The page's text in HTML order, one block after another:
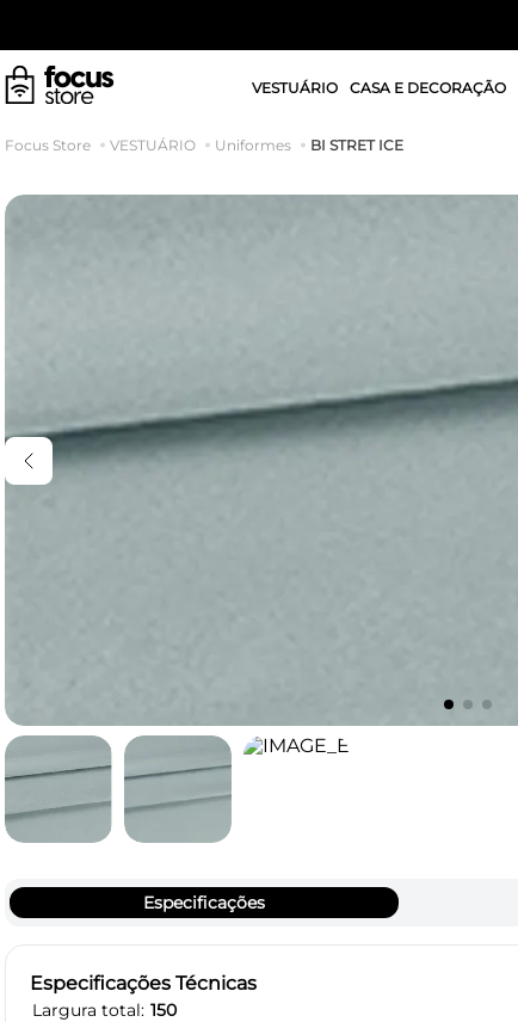
VESTUÁRIO CASA E DECORAÇÃO
VESTUÁRIO Uniformes BI STRET ICE
Especificações
Especificações Técnicas
Largura total 150